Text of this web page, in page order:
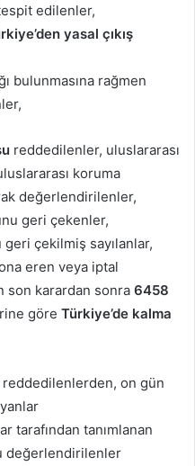
edilenler,
yasal çıkış
bulunmasına rağmen
reddedilenler, uluslararası
koruma
değerlendirilenler,
geri çekenler,
çekilmiş sayılanlar,
eren veya iptal
son karardan sonra 6458
göre Türkiye’de kalma
reddedilenlerden, on gün
tarafından tanımlanan
değerlendirilenler